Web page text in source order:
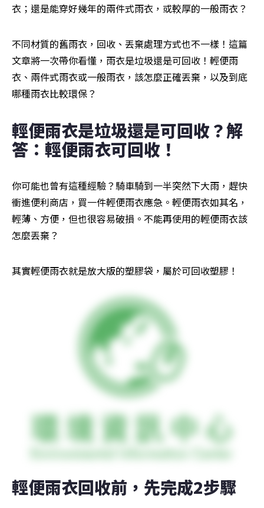
衣；還是能穿好幾年的兩件式雨衣，或較厚的一般雨衣？
不同材質的舊雨衣，回收、丟棄處理方式也不一樣！這篇
文章將一次帶你看懂，雨衣是垃圾還是可回收！輕便雨
衣、兩件式雨衣或一般雨衣，該怎麼正確丟棄，以及到底
哪種雨衣比較環保？
輕便雨衣是垃圾還是可回收？解
答：輕便雨衣可回收！
你可能也曾有這種經驗？騎車騎到一半突然下大雨，趕快
衝進便利商店，買一件輕便雨衣應急。輕便雨衣如其名，
輕薄、方便，但也很容易破損。不能再使用的輕便雨衣該
怎麼丟棄？
其實輕便雨衣就是放大版的塑膠袋，屬於可回收塑膠！
輕便雨衣回收前，先完成2步驟